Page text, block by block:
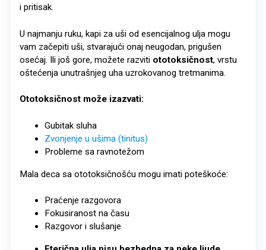
i pritisak.
U najmanju ruku, kapi za uši od esencijalnog ulja mogu
vam začepiti uši, stvarajući onaj neugodan, prigušen
osećaj. Ili još gore, možete razviti ototoksičnost, vrstu
oštećenja unutrašnjeg uha uzrokovanog tretmanima.
Ototoksičnost može izazvati:
Gubitak sluha
Zvonjenje u ušima (tinitus)
Probleme sa ravnotežom
Mala deca sa ototoksičnošću mogu imati poteškoće:
Praćenje razgovora
Fokusiranost na času
Razgovor i slušanje